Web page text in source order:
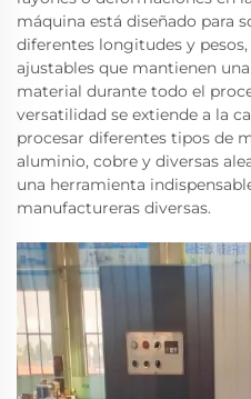
máquina está diseñado para
diferentes longitudes y
ajustables que mantienen
material durante todo el
versatilidad se extiende a la
procesar diferentes tipos de
aluminio, cobre y diversas
una herramienta
manufactureras diversas.